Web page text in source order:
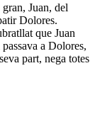
Juan, del
Dolores.
que Juan
a Dolores,
part, nega totes